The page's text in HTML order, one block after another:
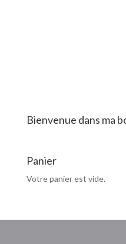
Bienvenue dans ma
Panier
Votre panier est vide.